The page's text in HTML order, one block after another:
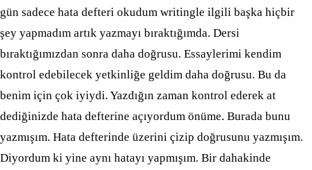
gün sadece hata defteri okudum writingle ilgili başka hiçbir
şey yapmadım artık yazmayı bıraktığımda. Dersi
bıraktığımızdan sonra daha doğrusu. Essaylerimi kendim
kontrol edebilecek yetkinliğe geldim daha doğrusu. Bu da
benim için çok iyiydi. Yazdığın zaman kontrol ederek at
dediğinizde hata defterine açıyordum önüme. Burada bunu
yazmışım. Hata defterinde üzerini çizip doğrusunu yazmışım.
Diyordum ki yine aynı hatayı yapmışım. Bir dahakinde